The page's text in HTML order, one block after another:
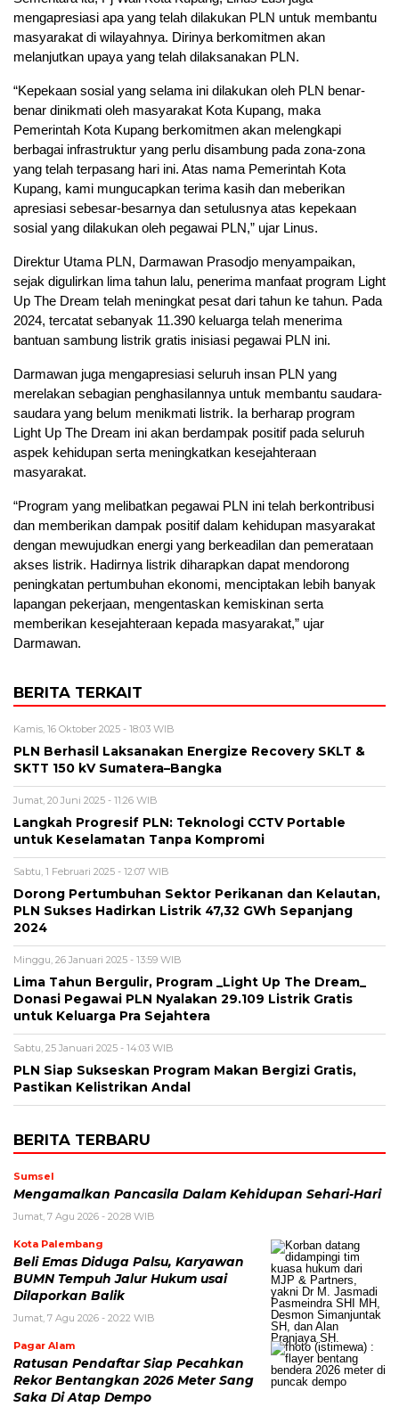
mengapresiasi apa yang telah dilakukan PLN untuk membantu
masyarakat di wilayahnya. Dirinya berkomitmen akan
melanjutkan upaya yang telah dilaksanakan PLN.
“Kepekaan sosial yang selama ini dilakukan oleh PLN benar-
benar dinikmati oleh masyarakat Kota Kupang, maka
Pemerintah Kota Kupang berkomitmen akan melengkapi
berbagai infrastruktur yang perlu disambung pada zona-zona
yang telah terpasang hari ini. Atas nama Pemerintah Kota
Kupang, kami mungucapkan terima kasih dan meberikan
apresiasi sebesar-besarnya dan setulusnya atas kepekaan
sosial yang dilakukan oleh pegawai PLN,” ujar Linus.
Direktur Utama PLN, Darmawan Prasodjo menyampaikan,
sejak digulirkan lima tahun lalu, penerima manfaat program Light
Up The Dream telah meningkat pesat dari tahun ke tahun. Pada
2024, tercatat sebanyak 11.390 keluarga telah menerima
bantuan sambung listrik gratis inisiasi pegawai PLN ini.
Darmawan juga mengapresiasi seluruh insan PLN yang
merelakan sebagian penghasilannya untuk membantu saudara-
saudara yang belum menikmati listrik. Ia berharap program
Light Up The Dream ini akan berdampak positif pada seluruh
aspek kehidupan serta meningkatkan kesejahteraan
masyarakat.
“Program yang melibatkan pegawai PLN ini telah berkontribusi
dan memberikan dampak positif dalam kehidupan masyarakat
dengan mewujudkan energi yang berkeadilan dan pemerataan
akses listrik. Hadirnya listrik diharapkan dapat mendorong
peningkatan pertumbuhan ekonomi, menciptakan lebih banyak
lapangan pekerjaan, mengentaskan kemiskinan serta
memberikan kesejahteraan kepada masyarakat,” ujar
Darmawan.
BERITA TERKAIT
Kamis, 16 Oktober 2025 - 18:03 WIB
PLN Berhasil Laksanakan Energize Recovery SKLT &
SKTT 150 kV Sumatera–Bangka
Jumat, 20 Juni 2025 - 11:26 WIB
Langkah Progresif PLN: Teknologi CCTV Portable
untuk Keselamatan Tanpa Kompromi
Sabtu, 1 Februari 2025 - 12:07 WIB
Dorong Pertumbuhan Sektor Perikanan dan Kelautan,
PLN Sukses Hadirkan Listrik 47,32 GWh Sepanjang
2024
Minggu, 26 Januari 2025 - 13:59 WIB
Lima Tahun Bergulir, Program _Light Up The Dream_
Donasi Pegawai PLN Nyalakan 29.109 Listrik Gratis
untuk Keluarga Pra Sejahtera
Sabtu, 25 Januari 2025 - 14:03 WIB
PLN Siap Sukseskan Program Makan Bergizi Gratis,
Pastikan Kelistrikan Andal
BERITA TERBARU
Sumsel
Mengamalkan Pancasila Dalam Kehidupan Sehari-Hari
Jumat, 7 Agu 2026 - 20:28 WIB
Kota Palembang
Beli Emas Diduga Palsu, Karyawan
BUMN Tempuh Jalur Hukum usai
Dilaporkan Balik
Jumat, 7 Agu 2026 - 20:22 WIB
Pagar Alam
Ratusan Pendaftar Siap Pecahkan
Rekor Bentangkan 2026 Meter Sang
Saka Di Atap Dempo